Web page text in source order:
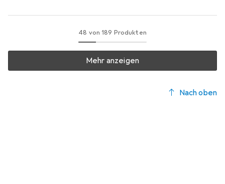
48 von 189 Produkten
Mehr anzeigen
Nach oben